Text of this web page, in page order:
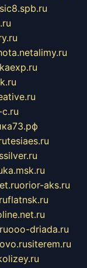
alimy.ru
tesiaes.ru
orior-aks.ru
flatnsk.ru
ooo-driada.ru
siterem.ru